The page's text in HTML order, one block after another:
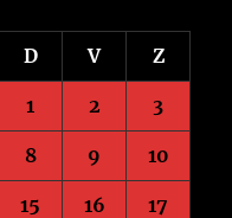
D V Z
1 2 3
8 9 10
15 16 17